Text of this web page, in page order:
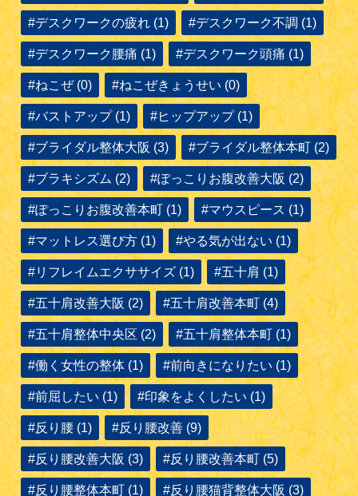
#デスクワークの疲れ (1) #デスクワーク不調 (1)
#デスクワーク腰痛 (1) #デスクワーク頭痛 (1)
#ねこぜ (0) #ねこぜきょうせい (0)
#バストアップ (1) #ヒップアップ (1)
#ブライダル整体大阪 (3) #ブライダル整体本町 (2)
#ブラキシズム (2) #ぽっこりお腹改善大阪 (2)
#ぽっこりお腹改善本町 (1) #マウスピース (1)
#マットレス選び方 (1) #やる気が出ない (1)
#リフレイムエクササイズ (1) #五十肩 (1)
#五十肩改善大阪 (2) #五十肩改善本町 (4)
#五十肩整体中央区 (2) #五十肩整体本町 (1)
#働く女性の整体 (1) #前向きになりたい (1)
#前屈したい (1) #印象をよくしたい (1)
#反り腰 (1) #反り腰改善 (9)
#反り腰改善大阪 (3) #反り腰改善本町 (5)
#反り腰整体本町 (1) #反り腰猫背整体大阪 (3)